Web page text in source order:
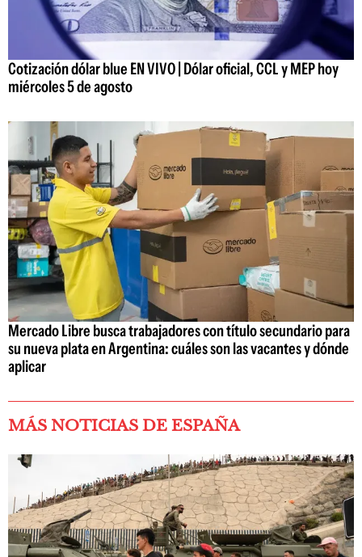
Cotización dólar blue EN VIVO | Dólar oficial, CCL y MEP hoy
miércoles 5 de agosto
Mercado Libre busca trabajadores con título secundario para
su nueva plata en Argentina: cuáles son las vacantes y dónde
aplicar
MÁS NOTICIAS DE ESPAÑA